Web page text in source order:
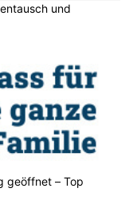
und
geöffnet – Top